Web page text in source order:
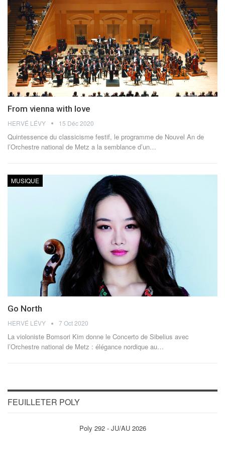
From vienna with love
HERVÉ LÉVY 15 Déc 2020
Quintessence du classicisme festif, le programme de Nouvel An de
l’Orchestre national de Metz a la semblance d’un…
MUSIQUE
Go North
HERVÉ LÉVY 7 Oct 2020
La violoniste Bomsori Kim donne le Concerto de Sibelius avec
l’Orchestre national de Metz : élégance nordique au…
FEUILLETER POLY
Poly 292 - JU/AU 2026